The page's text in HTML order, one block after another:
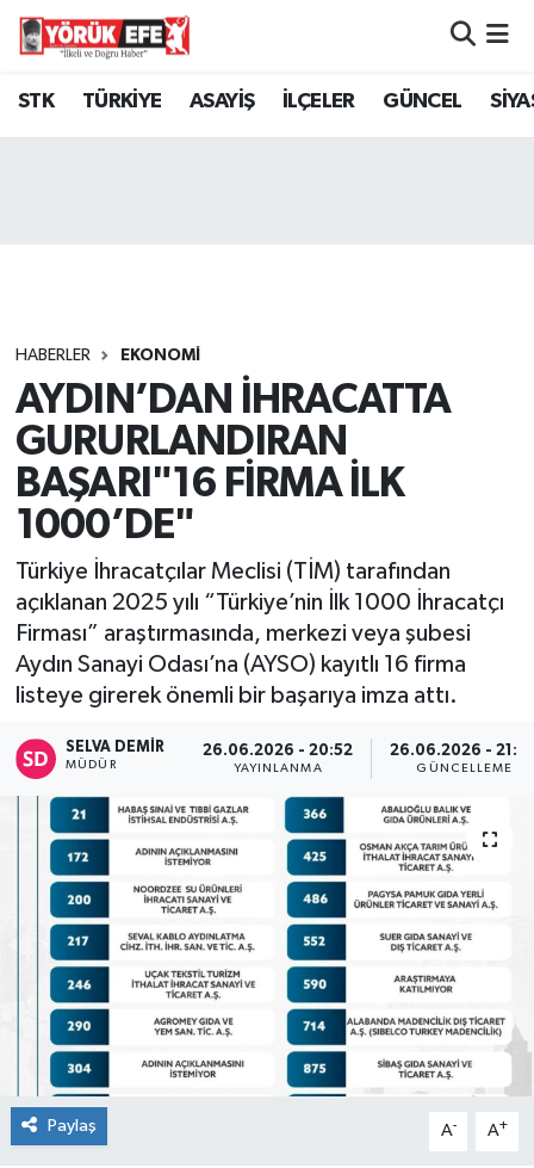
STK TÜRKİYE ASAYİŞ İLÇELER GÜNCEL
HABERLER EKONOMİ
AYDIN’DAN İHRACATTA
GURURLANDIRAN
BAŞARI"16 FİRMA İLK
1000’DE"
Türkiye İhracatçılar Meclisi (TİM) tarafından
açıklanan 2025 yılı “Türkiye’nin İlk 1000 İhracatçı
Firması” araştırmasında, merkezi veya şubesi
Aydın Sanayi Odası’na (AYSO) kayıtlı 16 firma
listeye girerek önemli bir başarıya imza attı.
SELVA DEMIR
MÜDÜR
26.06.2026 - 20:52
YAYINLANMA
26.06.2026 -
GÜNCELLEME
Paylaş A- A+
Aydın Nöbetçi Eczaneler
Tüm Manşetler
Son Dakika Haberleri
Haber Arşivi